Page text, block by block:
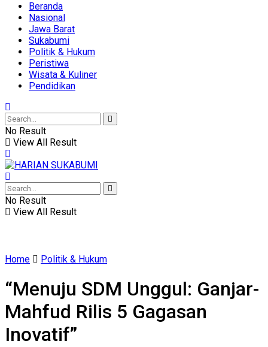
Beranda
Nasional
Jawa Barat
Sukabumi
Politik & Hukum
Peristiwa
Wisata & Kuliner
Pendidikan
No Result
View All Result
No Result
View All Result
Home Politik & Hukum
“Menuju SDM Unggul: Ganjar-
Mahfud Rilis 5 Gagasan
Inovatif”